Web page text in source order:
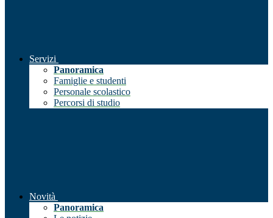
Servizi
Panoramica
Famiglie e studenti
Personale scolastico
Percorsi di studio
Novità
Panoramica